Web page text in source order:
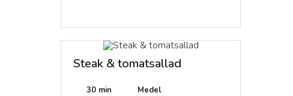
Steak & tomatsallad
30 min Medel